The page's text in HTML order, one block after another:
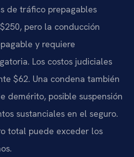
de tráfico prepagables
pero la conducción
y requiere
Los costos judiciales
$62. Una condena también
demérito, posible suspensión
sustanciales en el seguro.
total puede exceder los